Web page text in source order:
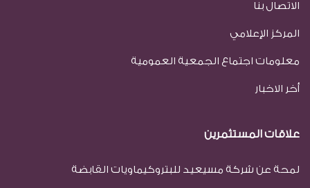
الاتصال بنا
المركز الإعلامي
معلومات اجتماع الجمعية العمومية
أخر الاخبار
علاقات المستثمرين
لمحة عن شركة مسيعيد للبتروكيماويات القابضة